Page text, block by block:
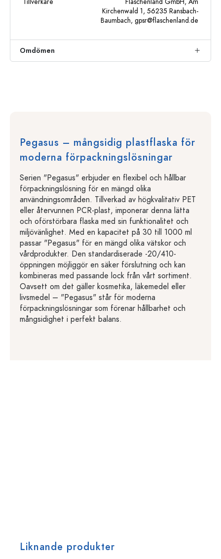
Kirchenwald 1, 56235 Ransbach-
Baumbach, gpsr@flaschenland.de
Omdömen
Pegasus – mångsidig plastflaska för
moderna förpackningslösningar
Serien "Pegasus" erbjuder en flexibel och hållbar
förpackningslösning för en mängd olika
användningsområden. Tillverkad av högkvalitativ PET
eller återvunnen PCR-plast, imponerar denna lätta
och oförstörbara flaska med sin funktionalitet och
miljövänlighet. Med en kapacitet på 30 till 1000 ml
passar "Pegasus" för en mängd olika vätskor och
vårdprodukter. Den standardiserade -20/410-
öppningen möjliggör en säker förslutning och kan
kombineras med passande lock från vårt sortiment.
Oavsett om det gäller kosmetika, läkemedel eller
livsmedel – "Pegasus" står för moderna
förpackningslösningar som förenar hållbarhet och
mångsidighet i perfekt balans.
Liknande produkter